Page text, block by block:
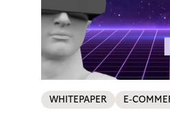
WHITEPAPER E-